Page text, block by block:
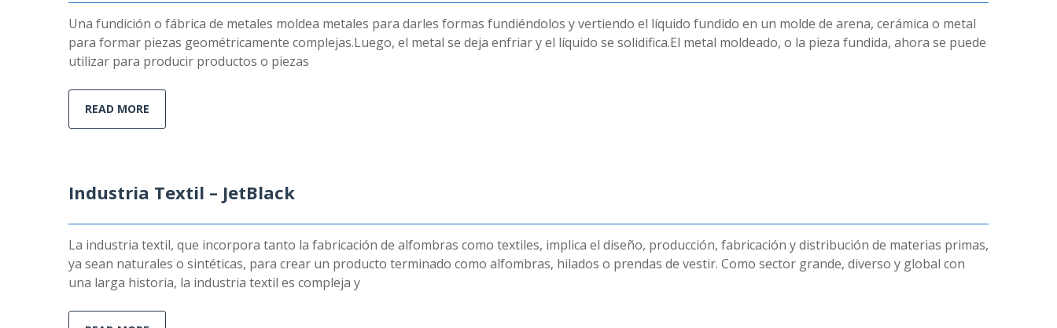
Una fundición o fábrica de metales moldea metales para darles formas fundiéndolos y vertiendo el líquido fundido en un molde de arena, cerámica o metal
para formar piezas geométricamente complejas.Luego, el metal se deja enfriar y el líquido se solidifica.El metal moldeado, o la pieza fundida, ahora se puede
utilizar para producir productos o piezas
READ MORE
Industria Textil – JetBlack
La industria textil, que incorpora tanto la fabricación de alfombras como textiles, implica el diseño, producción, fabricación y distribución de materias primas,
ya sean naturales o sintéticas, para crear un producto terminado como alfombras, hilados o prendas de vestir. Como sector grande, diverso y global con
una larga historia, la industria textil es compleja y